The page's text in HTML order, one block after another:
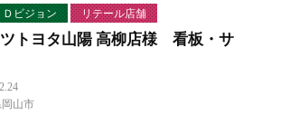
Ｄビジョン リテール店舗
トヨタ山陽 高柳店様 看板・サ
山市